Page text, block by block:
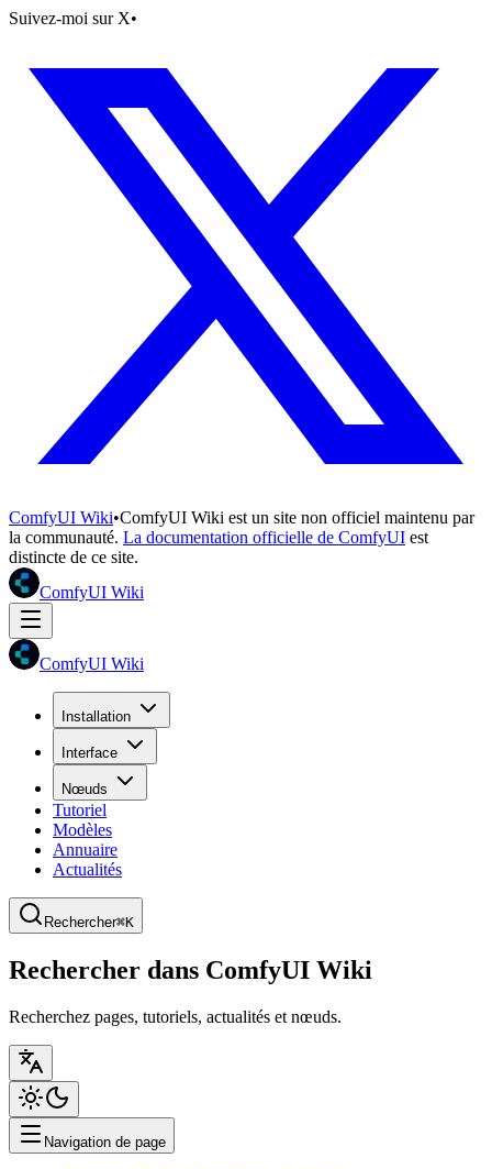
Suivez-moi sur X•
ComfyUI Wiki•ComfyUI Wiki est un site non officiel maintenu par
la communauté. La documentation officielle de ComfyUI est
distincte de ce site.
ComfyUI Wiki
ComfyUI Wiki
Installation
Interface
Nœuds
Tutoriel
Modèles
Annuaire
Actualités
Rechercher⌘K
Rechercher dans ComfyUI Wiki
Recherchez pages, tutoriels, actualités et nœuds.
Navigation de page